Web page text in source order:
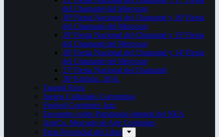
del Chamamé del Mercosur
30ª Fiesta Nacional del Chamamé y 16ª Fiesta
del Chamamé del Mercosur
29ª Fiesta Nacional del Chamamé y 15ª Fiesta
del Chamamé del Mercosur
28ª Fiesta Nacional del Chamamé y 14ª Fiesta
del Chamamé del Mercosur
27ª Fiesta Nacional del Chamamé
26ª Edición. 2016.
Taragüi Rock
Juegos Culturales Correntinos
Festival Corrientes Jazz
Encuentro sobre Patrimonio Integral del NEA
ArteCo. Mercado de Arte Corrientes
Feria Provincial del Libro